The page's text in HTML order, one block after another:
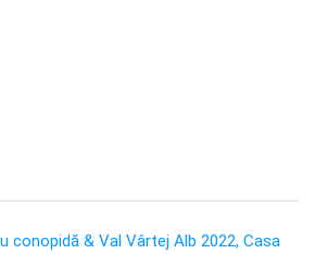
conopidă & Val Vârtej Alb 2022, Casa